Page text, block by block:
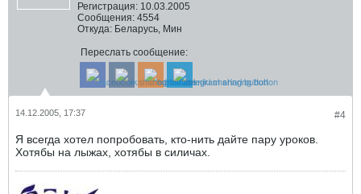
Регистрация: 10.03.2005
Сообщения: 4554
Откуда: Беларусь, Мин
Переслать сообщение:
#4
14.12.2005, 17:37
Я всегда хотел попробовать, кто-нить дайте пару уроков.
Хотябы на лыжах, хотябы в силичах.